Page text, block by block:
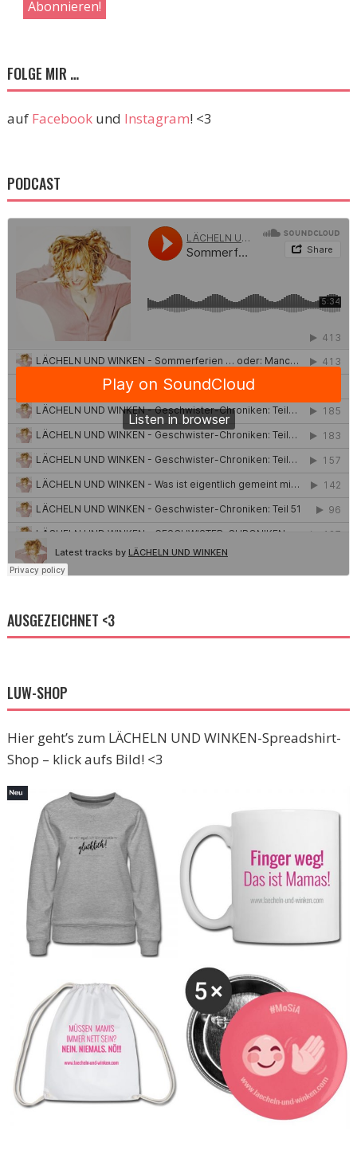
FOLGE MIR …
auf Facebookund Instagram! <3
PODCAST
AUSGEZEICHNET <3
LUW-SHOP
Hier geht’s zum LÄCHELN UND WINKEN-Spreadshirt-
Shop – klick aufs Bild! <3